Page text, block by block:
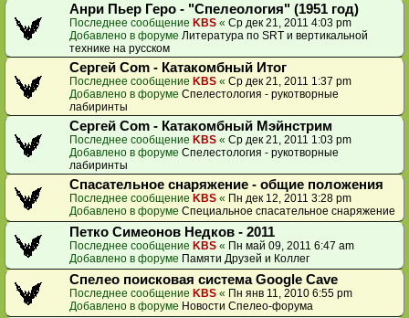
Анри Пьер Геро - "Спелеология" (1951 год)
Последнее сообщение KBS « Ср дек 21, 2011 4:03 pm
Добавлено в форуме Литература по SRT и вертикальной
технике на русском
Сергей Com - Катакомбный Итог
Последнее сообщение KBS « Ср дек 21, 2011 1:37 pm
Добавлено в форуме Спелестология - рукотворные
лабиринты
Сергей Com - Катакомбный Мэйнстрим
Последнее сообщение KBS « Ср дек 21, 2011 1:03 pm
Добавлено в форуме Спелестология - рукотворные
лабиринты
Спасательное снаряжение - общие положения
Последнее сообщение KBS « Пн дек 12, 2011 3:28 pm
Добавлено в форуме Специальное спасательное снаряжение
Петко Симеонов Недков - 2011
Последнее сообщение KBS « Пн май 09, 2011 6:47 am
Добавлено в форуме Памяти Друзей и Коллег
Спелео поисковая система Google Cave
Последнее сообщение KBS « Пн янв 11, 2010 6:55 pm
Добавлено в форуме Новости Спелео-форума